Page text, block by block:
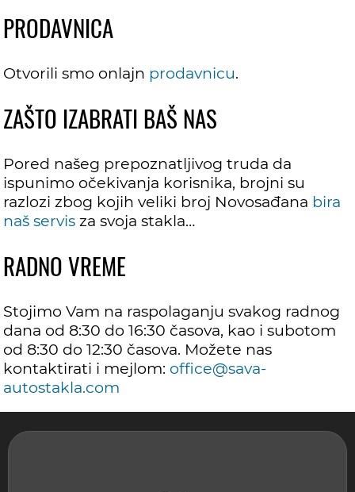
PRODAVNICA
Otvorili smo onlajn prodavnicu.
ZAŠTO IZABRATI BAŠ NAS
Pored našeg prepoznatljivog truda da
ispunimo očekivanja korisnika, brojni su
razlozi zbog kojih veliki broj Novosađana bira
naš servisza svoja stakla…
RADNO VREME
Stojimo Vam na raspolaganju svakog radnog
dana od 8:30 do 16:30 časova, kao i subotom
od 8:30 do 12:30 časova. Možete nas
kontaktirati i mejlom: office@sava-
autostakla.com